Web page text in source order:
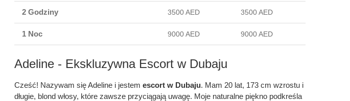
Adeline - Ekskluzywna Escort w Dubaju
Cześć! Nazywam się Adeline i jestem escort w Dubaju. Mam 20 lat, 173 cm wzrostu i
długie, blond włosy, które zawsze przyciągają uwagę. Moje naturalne piękno podkreśla
2 Godziny 3500 AED 3500 AED
1 Noc 9000 AED 9000 AED